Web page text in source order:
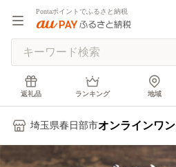
Pontaポイントでふるさと納税
返礼品 ランキング 地域
埼玉県春日部市オンラインワ